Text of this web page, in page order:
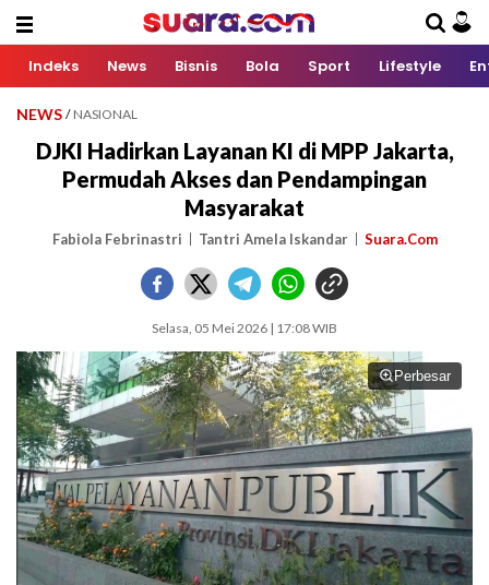
Indeks News Bisnis Bola Sport Lifestyle
NEWS / NASIONAL
DJKI Hadirkan Layanan KI di MPP Jakarta,
Permudah Akses dan Pendampingan
Masyarakat
Fabiola Febrinastri Tantri Amela Iskandar Suara.Com
Selasa, 05 Mei 2026 | 17:08 WIB
Perbesar